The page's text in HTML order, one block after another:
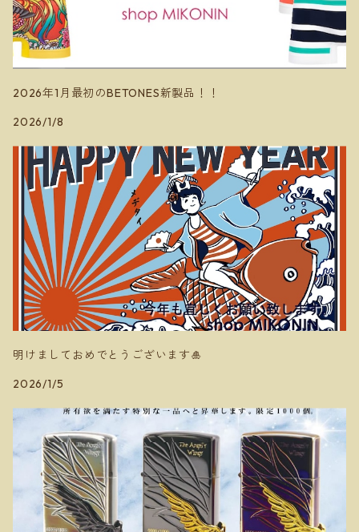
2026年1月最初のBETONES新製品！！
2026/1/8
明けましておめでとうございます🎍
2026/1/5